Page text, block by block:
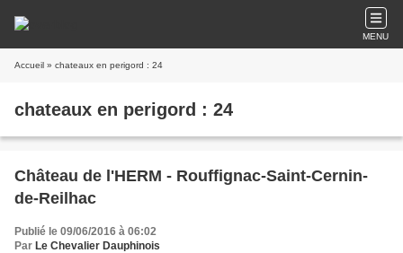
MENU
Accueil » chateaux en perigord : 24
chateaux en perigord : 24
Château de l'HERM - Rouffignac-Saint-Cernin-
de-Reilhac
Publié le 09/06/2016 à 06:02
Par Le Chevalier Dauphinois